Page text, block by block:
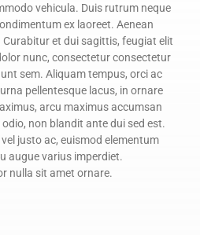
vehicula. Duis rutrum neque
ex laoreet. Aenean
et dui sagittis, feugiat elit
nunc, consectetur consectetur
sem. Aliquam tempus, orci ac
pellentesque lacus, in ornare
arcu maximus accumsan
non blandit ante dui sed est.
justo ac, euismod elementum
augue varius imperdiet.
nulla sit amet ornare.